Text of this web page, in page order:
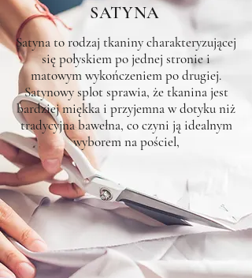
SATYNA
Satyna to rodzaj tkaniny charakteryzującej
się połyskiem po jednej stronie i
matowym wykończeniem po drugiej.
Satynowy splot sprawia, że tkanina jest
bardziej miękka i przyjemna w dotyku niż
tradycyjna bawełna, co czyni ją idealnym
wyborem na pościel,